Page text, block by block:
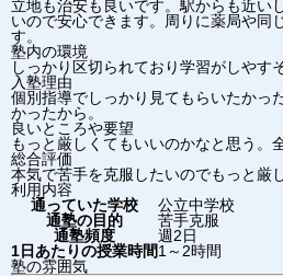
立地も治安も良いです。駅からも近い
いので安心できます。周りに薬局や同
す。
塾内の環境
しっかり区切られており学習がしやす
入塾理由
個別指導でしっかり見てもらいたかっ
かったから。
良いところや要望
もっと厳しくてもいいのかなと思う。
総合評価
本気で苦手を克服したいのでもっと厳
利用内容
通っていた学校
公立中学校
通塾の目的
苦手克服
通塾頻度
週2日
1日あたりの授業時間1～2時間
塾の雰囲気